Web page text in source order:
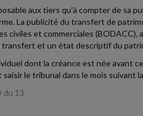
aux tiers qu'à compter de sa
La publicité du transfert de
civiles et commerciales
et un état descriptif du
dont la créance est née avant
le tribunal dans le mois suivant
du 13